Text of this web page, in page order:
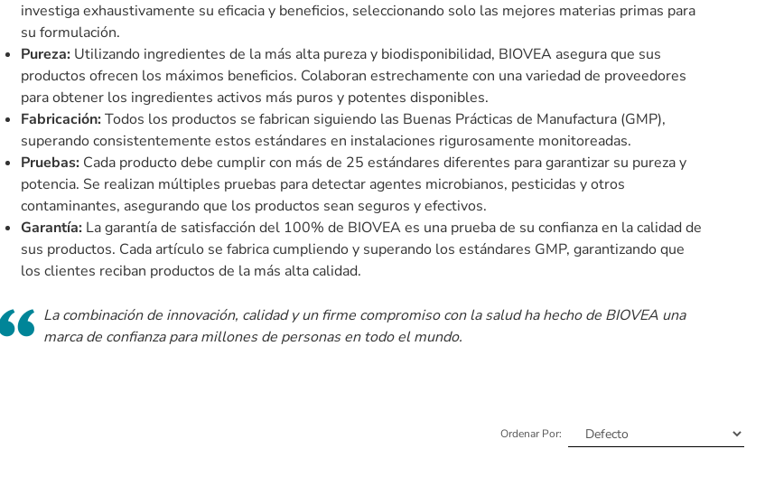
investiga exhaustivamente su eficacia y beneficios, seleccionando solo las mejores materias primas para
su formulación.
Pureza: Utilizando ingredientes de la más alta pureza y biodisponibilidad, BIOVEA asegura que sus
productos ofrecen los máximos beneficios. Colaboran estrechamente con una variedad de proveedores
para obtener los ingredientes activos más puros y potentes disponibles.
Fabricación: Todos los productos se fabrican siguiendo las Buenas Prácticas de Manufactura (GMP),
superando consistentemente estos estándares en instalaciones rigurosamente monitoreadas.
Pruebas: Cada producto debe cumplir con más de 25 estándares diferentes para garantizar su pureza y
potencia. Se realizan múltiples pruebas para detectar agentes microbianos, pesticidas y otros
contaminantes, asegurando que los productos sean seguros y efectivos.
Garantía: La garantía de satisfacción del 100% de BIOVEA es una prueba de su confianza en la calidad de
sus productos. Cada artículo se fabrica cumpliendo y superando los estándares GMP, garantizando que
los clientes reciban productos de la más alta calidad.
La combinación de innovación, calidad y un firme compromiso con la salud ha hecho de BIOVEA una
marca de confianza para millones de personas en todo el mundo.
Ordenar Por: